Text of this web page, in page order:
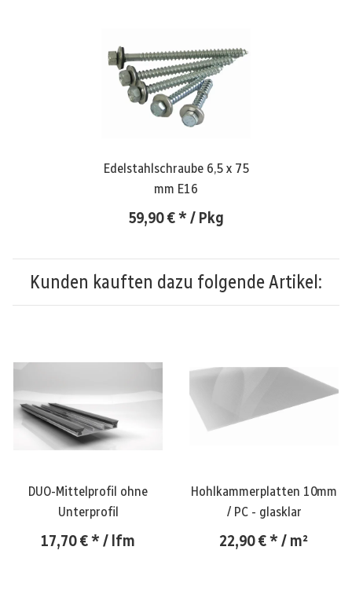
Edelstahlschraube 6,5 x 75
mm E16
59,90 €* / Pkg
Kunden kauften dazu folgende Artikel:
DUO-Mittelprofil ohne
Unterprofil
17,70 €* / lfm
Hohlkammerplatten 10mm
/ PC - glasklar
22,90 €* / m²